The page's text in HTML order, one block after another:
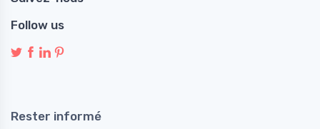
Follow us
Rester informé